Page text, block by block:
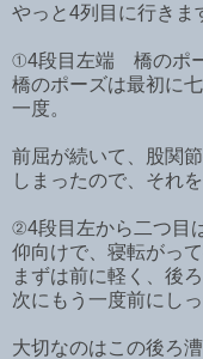
やっと4列目に行きま
①4段目左端 橋のポー
橋のポーズは最初に
一度。
前屈が続いて、股関
しまったので、それ
②4段目左から二つ目
仰向けで、寝転がって
まずは前に軽く、後
次にもう一度前にし
大切なのはこの後ろ漕